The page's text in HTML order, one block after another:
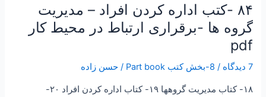
۸۴ -کتب اداره کردن افراد – مدیریت
گروه ها -برقراری ارتباط در محیط کار
pdf
7 دیدگاه / 8-بخش کتب Part book /حسن زاده
۱۸- کتاب مديريت گروهها ۱۹- کتاب اداره كردن افراد ۲۰-
۸۴
-کتب
اداره
کردن
افراد
مدیریت